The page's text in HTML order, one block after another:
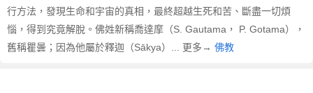
行方法，發現生命和宇宙的真相，最終超越生死和苦、斷盡一切煩
惱，得到究竟解脫。佛姓新稱喬達摩（S. Gautama， P. Gotama），
舊稱瞿曇；因為他屬於釋迦（Sākya）... 更多→ 佛教